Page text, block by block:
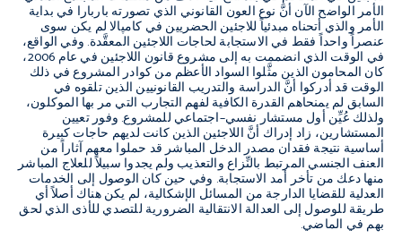
الأمر الواضح الآن أنَّ نوع العون القانوني الذي تصورته باربارا في بداية
الأمر والذي أتحناه مبدئياً للاجئين الحضريين في كامپالا لم يكن سوى
عنصراً واحداً فقط في الاستجابة لحاجات اللاجئين المعقَّدة. وفي الواقع،
في الوقت الذي انضممت به إلى مشروع قانون اللاجئين في عام 2006،
كان المحامون الذين مثَّلوا السواد الأعظم من كوادر المشروع في ذلك
الوقت قد أدركوا أنَّ الدراسة والتدريب القانونيين الذين تلقوه في
السابق لم يمنحاهم القدرة الكافية لفهم التجارب التي مر بها الموكلون،
ولذلك عُيِّن أول مستشار نفسي–اجتماعي للمشروع. وفور تعيين
المستشارين، زاد إدراك أنَّ اللاجئين الذين كانت لديهم حاجات كبيرة
أساسية نتيجة فقدان مصدر الدخل المباشر قد حملوا معهم آثاراً من
العنف الجنسي المرتبط بالنِّزاع والتعذيب ولم يجدوا سبيلاً للعلاج المباشر
منها دعك من تأخر أمد الاستجابة. وفي حين كان الوصول إلى الخدمات
العدلية للقضايا الدارجة من المسائل الإشكالية، لم يكن هناك أصلاً أي
طريقة للوصول إلى العدالة الانتقالية الضرورية للتصدي للأذى الذي لحق
بهم في الماضي.